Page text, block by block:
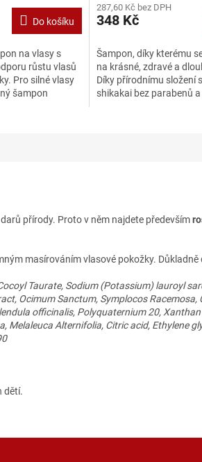
Do košíku
na vlasy s
růstu vlasů
Pro silné vlasy
šampon
287,60 Kč bez DPH
348 Kč
Šampon, díky kterému
na krásné, zdravé a
Díky přírodnímu složení
shikakai bez parabenů
přírody. Proto v něm najdete především
masírováním vlasové pokožky.
Taurate, Sodium (Potassium) lauroyl
Ocimum Sanctum, Symplocos
officinalis, Polyquaternium 20,
Melaleuca Alternifolia, Citric acid, Ethylene
dětí.